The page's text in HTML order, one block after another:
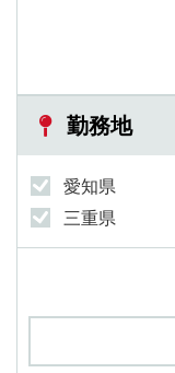
勤務地
愛知県
三重県